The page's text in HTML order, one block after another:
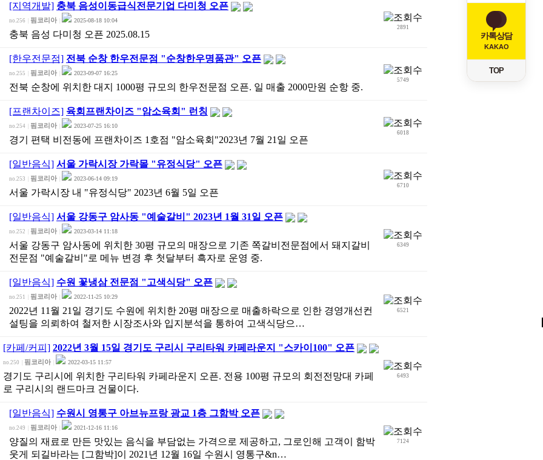
카톡상담
KAKAO
TOP
[지역개발] 충북 음성이동급식전문기업 다미청 오픈
no.256 핌코리아 2025-08-18 10:04
충북 음성 다미청 오픈 2025.08.15
2891
[한우전문점] 전북 순창 한우전문점 "순창한우명품관" 오픈
no.255 핌코리아 2023-09-07 16:25
전북 순창에 위치한 대지 1000평 규모의 한우전문점 오픈. 일 매출 2000만원 순항 중.
5749
[프랜차이즈] 육회프랜차이즈 "암소육회" 런칭
no.254 핌코리아 2023-07-25 16:10
경기 편택 비전동에 프랜차이즈 1호점 "암소육회"2023년 7월 21일 오픈
6018
[일반음식] 서울 가락시장 가락몰 "유정식당" 오픈
no.253 핌코리아 2023-06-14 09:19
서울 가락시장 내 "유정식당" 2023년 6월 5일 오픈
6710
[일반음식] 서울 강동구 암사동 "예술갈비" 2023년 1월 31일 오픈
no.252 핌코리아 2023-03-14 11:18
서울 강동구 암사동에 위치한 30평 규모의 매장으로 기존 쪽갈비전문점에서 돼지갈비
전문점 "예술갈비"로 메뉴 변경 후 첫달부터 흑자로 운영 중.
6349
[일반음식] 수원 꽃냉삼 전문점 "고색식당" 오픈
no.251 핌코리아 2022-11-25 10:29
2022년 11월 21일 경기도 수원에 위치한 20평 매장으로 매출하락으로 인한 경영개선컨
설팅을 의뢰하여 철저한 시장조사와 입지분석을 통하여 고색식당으…
6521
[카페/커피] 2022년 3월 15일 경기도 구리시 구리타워 카페라운지 "스카이100" 오픈
no.250 핌코리아 2022-03-15 11:57
경기도 구리시에 위치한 구리타워 카페라운지 오픈. 전용 100평 규모의 회전전망대 카페
로 구리시의 랜드마크 건물이다.
6493
[일반음식] 수원시 영통구 아브뉴프랑 광교 1층 그함박 오픈
no.249 핌코리아 2021-12-16 11:16
양질의 재료로 만든 맛있는 음식을 부담없는 가격으로 제공하고, 그로인해 고객이 함박
웃게 되길바라는 [그함박]이 2021년 12월 16일 수원시 영통구&n…
7124